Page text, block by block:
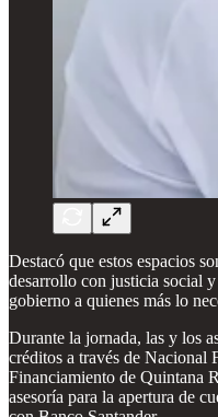
Destacó que estos espacios
desarrollo con justicia social
gobierno a quienes más lo
Durante la jornada, las y los
créditos a través de
Financiamiento de Quintana
asesoría para la apertura de